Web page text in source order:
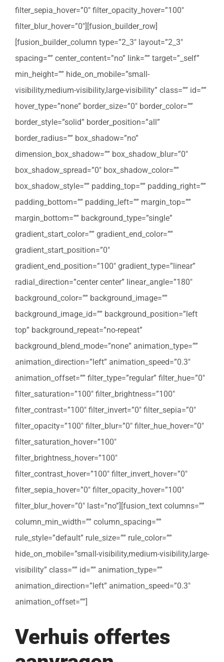
filter_sepia_hover=”0″ filter_opacity_hover=”100″
filter_blur_hover=”0″][fusion_builder_row]
[fusion_builder_column type=”2_3″ layout=”2_3″
spacing=”” center_content=”no” link=”” target=”_self”
min_height=”” hide_on_mobile=”small-
visibility,medium-visibility,large-visibility” class=”” id=””
hover_type=”none” border_size=”0″ border_color=””
border_style=”solid” border_position=”all”
border_radius=”” box_shadow=”no”
dimension_box_shadow=”” box_shadow_blur=”0″
box_shadow_spread=”0″ box_shadow_color=””
box_shadow_style=”” padding_top=”” padding_right=””
padding_bottom=”” padding_left=”” margin_top=””
margin_bottom=”” background_type=”single”
gradient_start_color=”” gradient_end_color=””
gradient_start_position=”0″
gradient_end_position=”100″ gradient_type=”linear”
radial_direction=”center center” linear_angle=”180″
background_color=”” background_image=””
background_image_id=”” background_position=”left
top” background_repeat=”no-repeat”
background_blend_mode=”none” animation_type=””
animation_direction=”left” animation_speed=”0.3″
animation_offset=”” filter_type=”regular” filter_hue=”0″
filter_saturation=”100″ filter_brightness=”100″
filter_contrast=”100″ filter_invert=”0″ filter_sepia=”0″
filter_opacity=”100″ filter_blur=”0″ filter_hue_hover=”0″
filter_saturation_hover=”100″
filter_brightness_hover=”100″
filter_contrast_hover=”100″ filter_invert_hover=”0″
filter_sepia_hover=”0″ filter_opacity_hover=”100″
filter_blur_hover=”0″ last=”no”][fusion_text columns=””
column_min_width=”” column_spacing=””
rule_style=”default” rule_size=”” rule_color=””
hide_on_mobile=”small-visibility,medium-visibility,large-
visibility” class=”” id=”” animation_type=””
animation_direction=”left” animation_speed=”0.3″
animation_offset=””]
Verhuis offertes